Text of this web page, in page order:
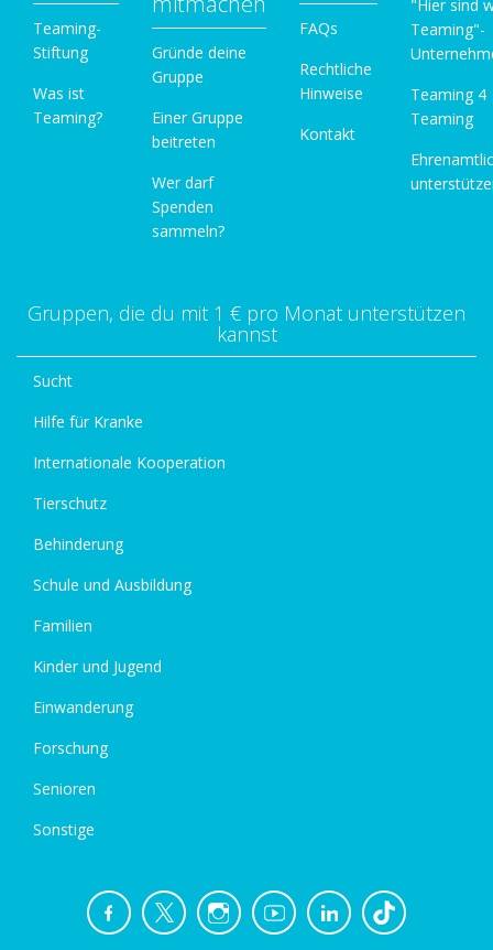
Teaming-
Stiftung
Was ist
Teaming?
Gründe deine
Gruppe
Einer Gruppe
beitreten
Wer darf
Spenden
sammeln?
FAQs
Rechtliche
Hinweise
Kontakt
"Hier sind
Teaming"-
Teaming 4
Teaming
Gruppen, die du mit 1 € pro Monat unterstützen
kannst
Sucht
Hilfe für Kranke
Internationale Kooperation
Tierschutz
Behinderung
Schule und Ausbildung
Familien
Kinder und Jugend
Einwanderung
Forschung
Senioren
Sonstige